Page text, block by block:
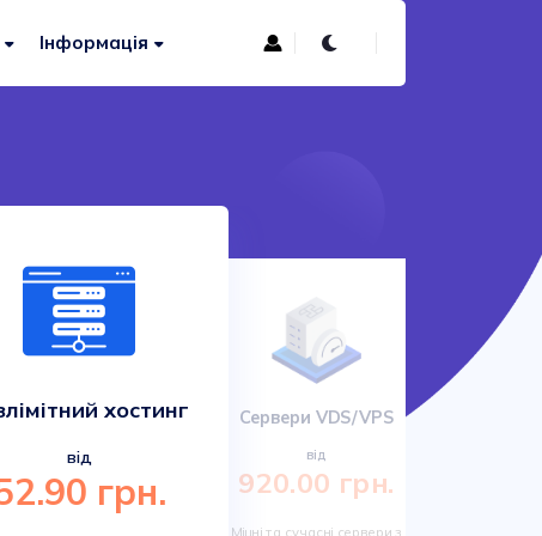
Інформація
хостинг
від
грн.
Сервери VDS/VPS
від
920.00 грн.